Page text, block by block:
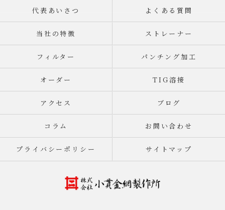
代表あいさつ よくある質問
当社の特徴 ストレーナー
フィルター パンチング加工
オーダー TIG溶接
アクセス ブログ
コラム お問い合わせ
プライバシーポリシー サイトマップ